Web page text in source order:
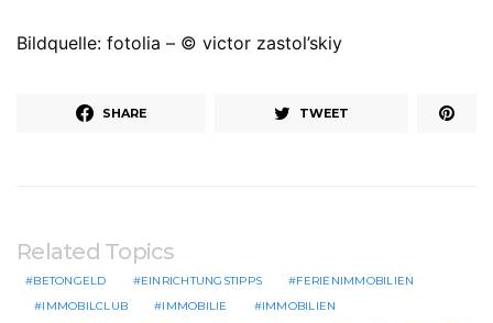
Bildquelle: fotolia – © victor zastol’skiy
SHARE TWEET
Related Topics
BETONGELD EINRICHTUNGSTIPPS
FERIENIMMOBILIEN
IMMOBILCLUB
IMMOBILIE
IMMOBILIEN